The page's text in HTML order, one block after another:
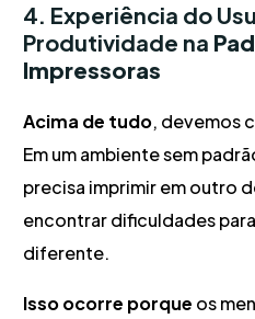
4. Experiência do
Produtividade na
Impressoras
Acima de tudo, devemos
Em um ambiente sem
precisa imprimir em outro
encontrar dificuldades
diferente.
Isso ocorre porque os